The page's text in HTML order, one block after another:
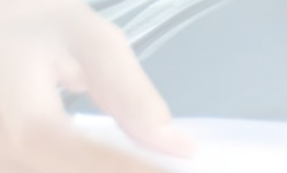
Lycée des Métiers